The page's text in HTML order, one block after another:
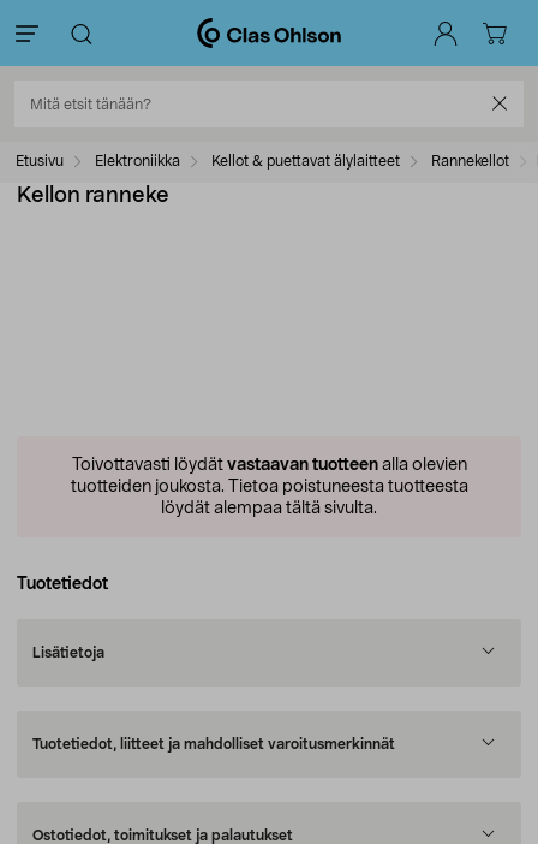
Etusivu Elektroniikka Kellot & puettavat älylaitteet Rannekellot
Kellon ranneke
Toivottavasti löydät vastaavan tuotteenalla olevien
tuotteiden joukosta. Tietoa poistuneesta tuotteesta
löydät alempaa tältä sivulta.
Tuotetiedot
Lisätietoja
Tuotetiedot, liitteet ja mahdolliset varoitusmerkinnät
Ostotiedot, toimitukset ja palautukset